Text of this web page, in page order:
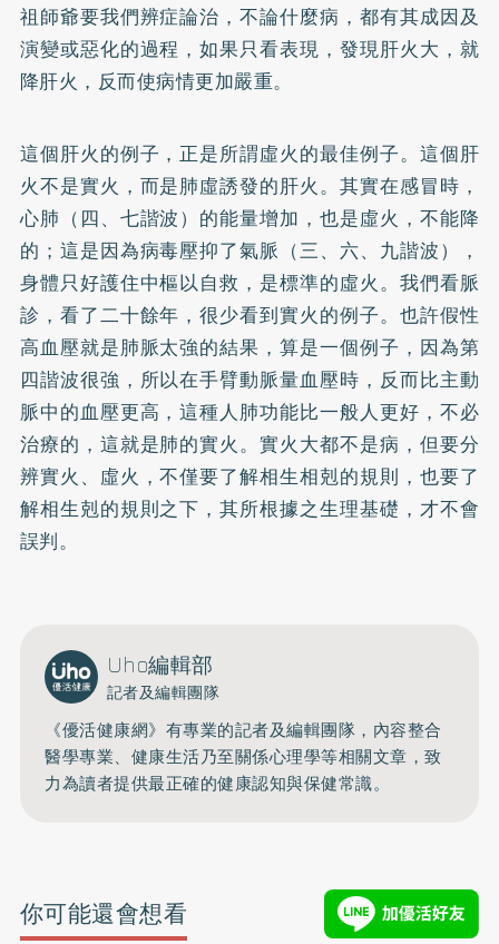
祖師爺要我們辨症論治，不論什麼病，都有其成因及
演變或惡化的過程，如果只看表現，發現肝火大，就
降肝火，反而使病情更加嚴重。
這個肝火的例子，正是所謂虛火的最佳例子。這個肝
火不是實火，而是肺虛誘發的肝火。其實在感冒時，
心肺（四、七諧波）的能量增加，也是虛火，不能降
的；這是因為病毒壓抑了氣脈（三、六、九諧波），
身體只好護住中樞以自救，是標準的虛火。我們看脈
診，看了二十餘年，很少看到實火的例子。也許假性
高血壓就是肺脈太強的結果，算是一個例子，因為第
四諧波很強，所以在手臂動脈量血壓時，反而比主動
脈中的血壓更高，這種人肺功能比一般人更好，不必
治療的，這就是肺的實火。實火大都不是病，但要分
辨實火、虛火，不僅要了解相生相剋的規則，也要了
解相生剋的規則之下，其所根據之生理基礎，才不會
誤判。
Uho編輯部
記者及編輯團隊
《優活健康網》有專業的記者及編輯團隊，內容整合
醫學專業、健康生活乃至關係心理學等相關文章，致
力為讀者提供最正確的健康認知與保健常識。
你可能還會想看